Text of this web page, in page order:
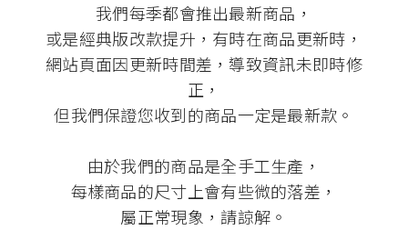
我們每季都會推出最新商品，
或是經典版改款提升，有時在商品更新時，
網站頁面因更新時間差，導致資訊未即時修
正，
但我們保證您收到的商品一定是最新款。
由於我們的商品是全手工生產，
每樣商品的尺寸上會有些微的落差，
屬正常現象，請諒解。